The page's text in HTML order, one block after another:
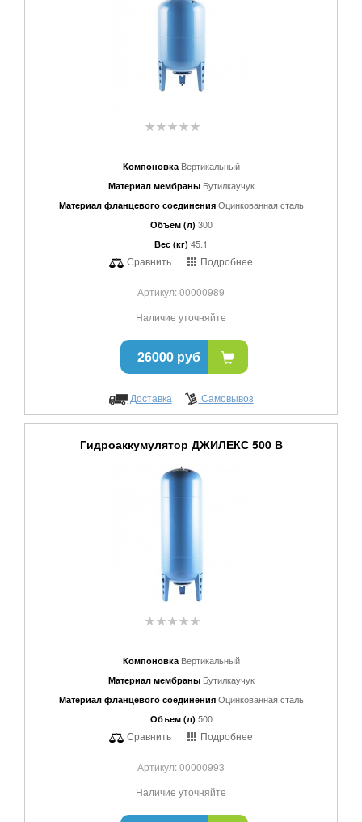
Компоновка Вертикальный
Материал мембраны Бутилкаучук
Материал фланцевого соединения Оцинкованная сталь
Объем (л) 300
Вес (кг) 45.1
Сравнить Подробнее
Артикул: 00000989
Наличие уточняйте
26000 руб
Доставка Самовывоз
Гидроаккумулятор ДЖИЛЕКС 500 В
Компоновка Вертикальный
Материал мембраны Бутилкаучук
Материал фланцевого соединения Оцинкованная сталь
Объем (л) 500
Сравнить Подробнее
Артикул: 00000993
Наличие уточняйте